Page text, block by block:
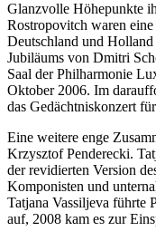
Glanzvolle Höhepunkte
Rostropovitch waren
Deutschland und
Jubiläums von Dmitri
Saal der Philharmonie
Oktober 2006. Im
das Gedächtniskonzert
Eine weitere enge
Krzysztof Penderecki.
der revidierten Version
Komponisten und
Tatjana Vassiljeva führte
auf, 2008 kam es zur